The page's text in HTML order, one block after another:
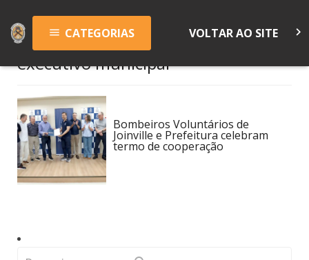
menu CATEGORIAS VOLTAR AO SITE keyboard_arrow_right
executivo municipal
Bombeiros Voluntários de
Joinville e Prefeitura celebram
termo de cooperação